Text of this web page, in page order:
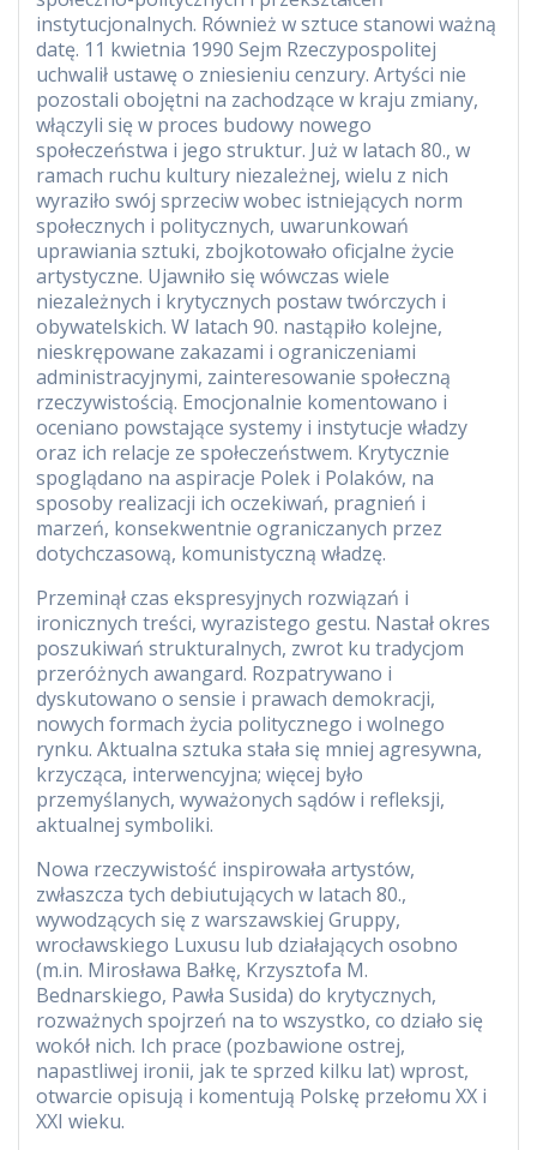
instytucjonalnych. Również w sztuce stanowi ważną
datę. 11 kwietnia 1990 Sejm Rzeczypospolitej
uchwalił ustawę o zniesieniu cenzury. Artyści nie
pozostali obojętni na zachodzące w kraju zmiany,
włączyli się w proces budowy nowego
społeczeństwa i jego struktur. Już w latach 80., w
ramach ruchu kultury niezależnej, wielu z nich
wyraziło swój sprzeciw wobec istniejących norm
społecznych i politycznych, uwarunkowań
uprawiania sztuki, zbojkotowało oficjalne życie
artystyczne. Ujawniło się wówczas wiele
niezależnych i krytycznych postaw twórczych i
obywatelskich. W latach 90. nastąpiło kolejne,
nieskrępowane zakazami i ograniczeniami
administracyjnymi, zainteresowanie społeczną
rzeczywistością. Emocjonalnie komentowano i
oceniano powstające systemy i instytucje władzy
oraz ich relacje ze społeczeństwem. Krytycznie
spoglądano na aspiracje Polek i Polaków, na
sposoby realizacji ich oczekiwań, pragnień i
marzeń, konsekwentnie ograniczanych przez
dotychczasową, komunistyczną władzę.
Przeminął czas ekspresyjnych rozwiązań i
ironicznych treści, wyrazistego gestu. Nastał okres
poszukiwań strukturalnych, zwrot ku tradycjom
przeróżnych awangard. Rozpatrywano i
dyskutowano o sensie i prawach demokracji,
nowych formach życia politycznego i wolnego
rynku. Aktualna sztuka stała się mniej agresywna,
krzycząca, interwencyjna; więcej było
przemyślanych, wyważonych sądów i refleksji,
aktualnej symboliki.
Nowa rzeczywistość inspirowała artystów,
zwłaszcza tych debiutujących w latach 80.,
wywodzących się z warszawskiej Gruppy,
wrocławskiego Luxusu lub działających osobno
(m.in. Mirosława Bałkę, Krzysztofa M.
Bednarskiego, Pawła Susida) do krytycznych,
rozważnych spojrzeń na to wszystko, co działo się
wokół nich. Ich prace (pozbawione ostrej,
napastliwej ironii, jak te sprzed kilku lat) wprost,
otwarcie opisują i komentują Polskę przełomu XX i
XXI wieku.